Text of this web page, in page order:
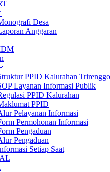
Desa
Anggaran
PPID Kalurahan Trirenggo
Layanan Informasi Publik
PPID Kalurahan
PPID
Pelayanan Informasi
Permohonan Informasi
Pengaduan
Pengaduan
Setiap Saat